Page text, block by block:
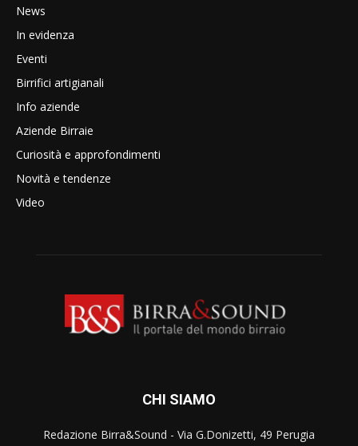
News
In evidenza
Eventi
Birrifici artigianali
Info aziende
Aziende Birraie
Curiosità e approfondimenti
Novità e tendenze
Video
CHI SIAMO
Redazione Birra&Sound - Via G.Donizetti, 49 Perugia